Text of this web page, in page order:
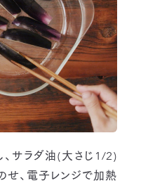
サラダ油(大さじ1/2)
せ、電子レンジで加熱